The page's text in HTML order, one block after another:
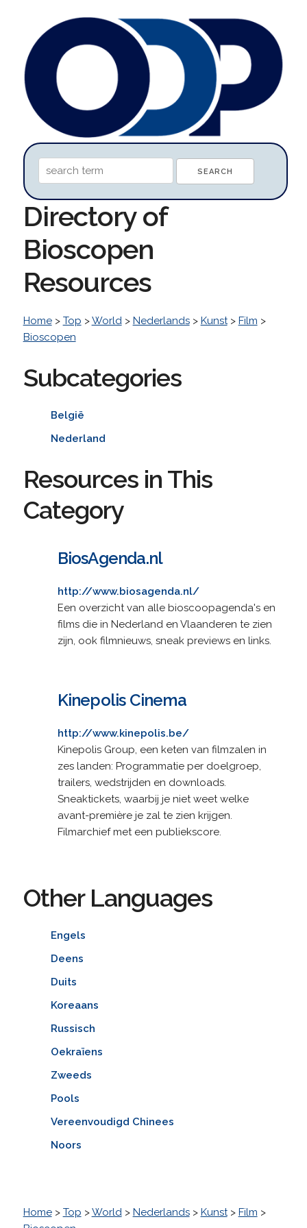
Directory of
Bioscopen
Resources
Home> Top >World> Nederlands> Kunst> Film >
Bioscopen
Subcategories
België
Nederland
Resources in This
Category
BiosAgenda.nl
http://www.biosagenda.nl/
Een overzicht van alle bioscoopagenda's en
films die in Nederland en Vlaanderen te zien
zijn, ook filmnieuws, sneak previews en links.
Kinepolis Cinema
http://www.kinepolis.be/
Kinepolis Group, een keten van filmzalen in
zes landen: Programmatie per doelgroep,
trailers, wedstrijden en downloads.
Sneaktickets, waarbij je niet weet welke
avant-première je zal te zien krijgen.
Filmarchief met een publiekscore.
Other Languages
Engels
Deens
Duits
Koreaans
Russisch
Oekraïens
Zweeds
Pools
Vereenvoudigd Chinees
Noors
Home> Top >World> Nederlands> Kunst> Film >